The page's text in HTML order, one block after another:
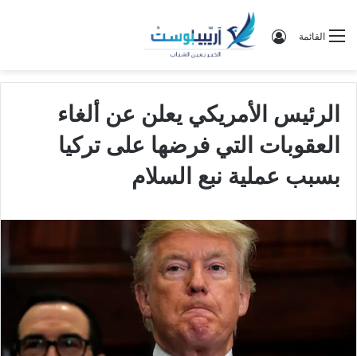
القائمة تسجيل الدخول
الرئيس الأمريكي يعلن عن ألغاء
العقوبات التي فرضها على تركيا
بسبب عملية نبع السلام